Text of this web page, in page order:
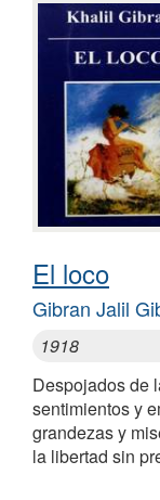
El loco
Gibran Jalil
1918
Despojados de
sentimientos y
grandezas y
la libertad sin